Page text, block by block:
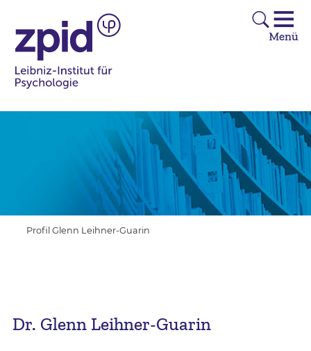
Profil Glenn Leihner-Guarin
Dr. Glenn Leihner-Guarin